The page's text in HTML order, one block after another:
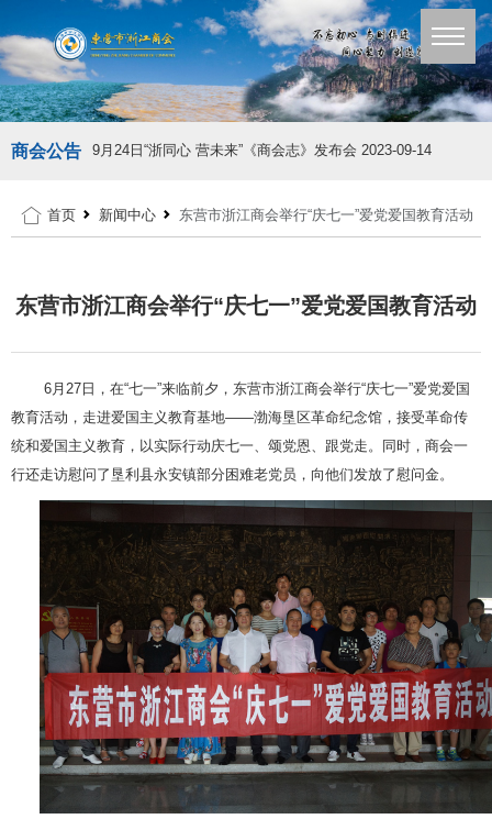
商会公告 9月24日“浙同心 营未来”《商会志》发布会 2023-09-14
首页 新闻中心 东营市浙江商会举行“庆七一”爱党爱国教育活动
东营市浙江商会举行“庆七一”爱党爱国教育活动
6月27日，在“七一”来临前夕，东营市浙江商会举行“庆七一”爱党爱国
教育活动，走进爱国主义教育基地——渤海垦区革命纪念馆，接受革命传
统和爱国主义教育，以实际行动庆七一、颂党恩、跟党走。同时，商会一
行还走访慰问了垦利县永安镇部分困难老党员，向他们发放了慰问金。